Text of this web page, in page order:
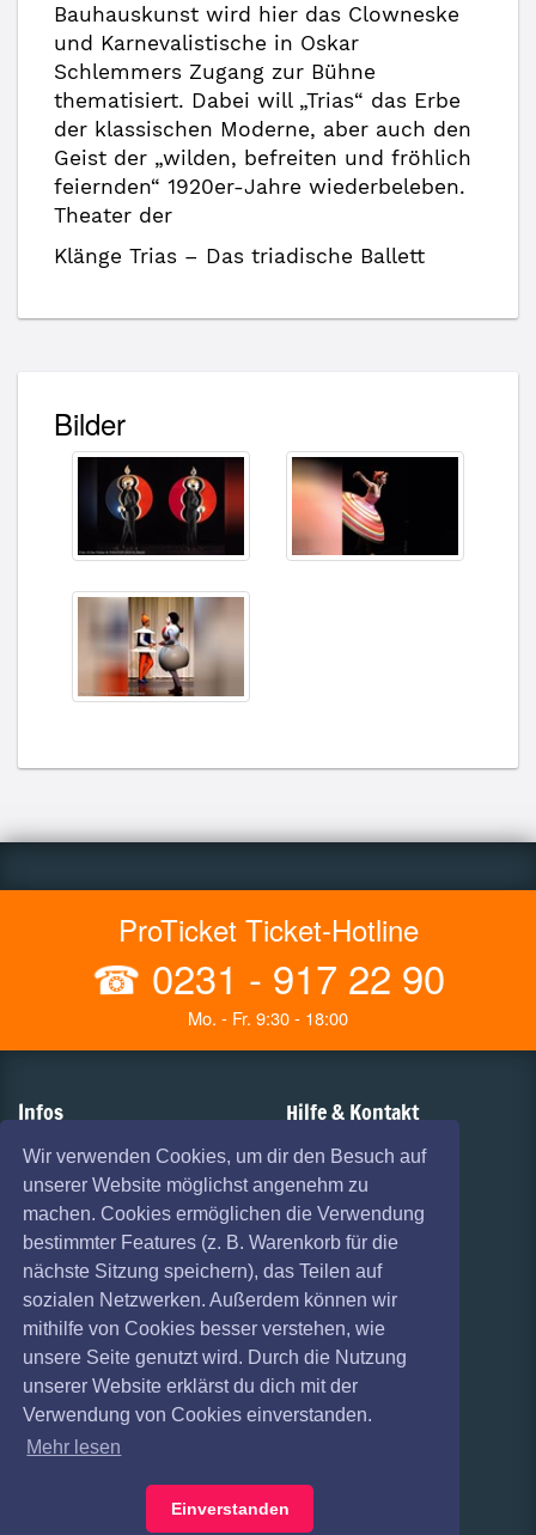
Wir verwenden Cookies, um dir den Besuch auf
unserer Website möglichst angenehm zu
machen. Cookies ermöglichen die Verwendung
bestimmter Features (z. B. Warenkorb für die
nächste Sitzung speichern), das Teilen auf
sozialen Netzwerken. Außerdem können wir
mithilfe von Cookies besser verstehen, wie
unsere Seite genutzt wird. Durch die Nutzung
unserer Website erklärst du dich mit der
Verwendung von Cookies einverstanden.
Mehr lesen
Einverstanden
Bauhauskunst wird hier das Clowneske
und Karnevalistische in Oskar
Schlemmers Zugang zur Bühne
thematisiert. Dabei will „Trias“ das Erbe
der klassischen Moderne, aber auch den
Geist der „wilden, befreiten und fröhlich
feiernden“ 1920er-Jahre wiederbeleben.
Theater der
Klänge Trias – Das triadische Ballett
Bilder
ProTicket Ticket-Hotline
☎ 0231 - 917 22 90
Mo. - Fr. 9:30 - 18:00
Infos
AGB
Haftungsausschluss
Datenschutz
Impressum
Absagen
Coronavirus (COVID 19)
Hilfe & Kontakt
Vorverkaufsstellen
Versandarten
Zahlungsarten
Services
Gutscheine
Geschäftskunden